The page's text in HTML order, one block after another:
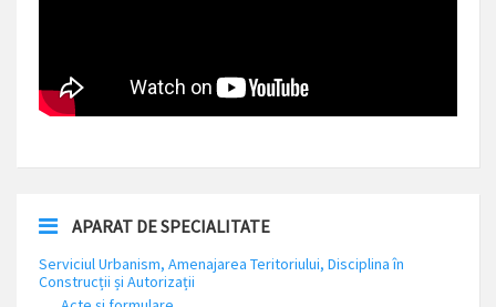
APARAT DE SPECIALITATE
Serviciul Urbanism, Amenajarea Teritoriului, Disciplina în
Construcții și Autorizații